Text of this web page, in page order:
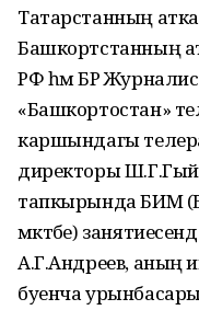
Татарстанның
Башкортстанның
РФ һәм БР
«Башкортостан»
каршындагы
директоры
тапкырында БИМ
мәктәбе)
А.Г.Андреев, аның
буенча